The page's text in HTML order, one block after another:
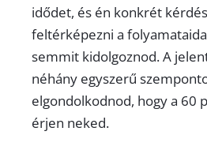
idődet, és én konkrét
feltérképezni a
semmit kidolgoznod. A
néhány egyszerű
elgondolkodnod, hogy a 60
érjen neked.